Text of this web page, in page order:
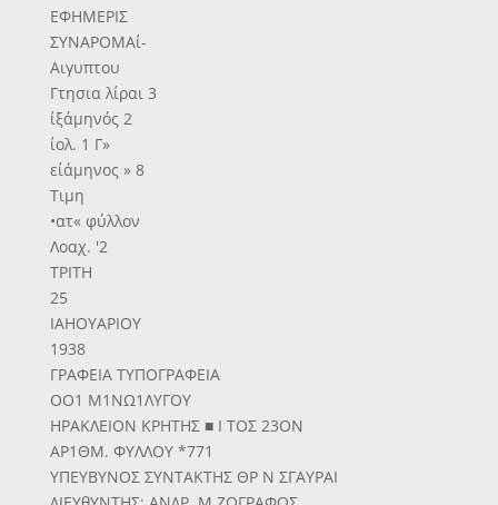
ΕΦΗΜΕΡΙΣ
ΣΥΝΑΡΟΜΑί-
Αιγυπτου
Γτησια λίραι 3
ίξάμηνός 2
ίολ. 1 Γ»
είάμηνος » 8
Τιμη
•ατ« φύλλον
Λοαχ. '2
ΤΡΙΤΗ
25
ΙΑΗΟΥΑΡΙΟΥ
1938
ΓΡΑΦΕΙΑ ΤΥΠΟΓΡΑΦΕΙΑ
ΟΟ1 Μ1ΝΩ1ΛΥΓΟΥ
ΗΡΑΚΛΕΙΟΝ ΚΡΗΤΗΣ ■ Ι ΤΟΣ 23ΟΝ
ΑΡ1ΘΜ. ΦΥΛΛΟΥ *771
ΥΠΕΥΒΥΝΟΣ ΣΥΝΤΑΚΤΗΣ ΘΡ Ν ΣΓΑΥΡΑΙ